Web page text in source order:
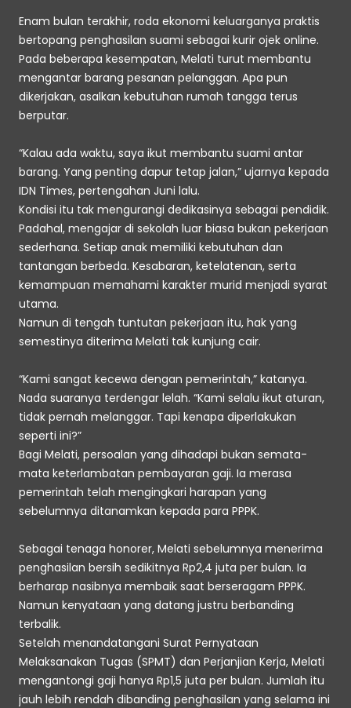
Enam bulan terakhir, roda ekonomi keluarganya praktis
bertopang penghasilan suami sebagai kurir ojek online.
Pada beberapa kesempatan, Melati turut membantu
mengantar barang pesanan pelanggan. Apa pun
dikerjakan, asalkan kebutuhan rumah tangga terus
berputar.
“Kalau ada waktu, saya ikut membantu suami antar
barang. Yang penting dapur tetap jalan,” ujarnya kepada
IDN Times, pertengahan Juni lalu.
Kondisi itu tak mengurangi dedikasinya sebagai pendidik.
Padahal, mengajar di sekolah luar biasa bukan pekerjaan
sederhana. Setiap anak memiliki kebutuhan dan
tantangan berbeda. Kesabaran, ketelatenan, serta
kemampuan memahami karakter murid menjadi syarat
utama.
Namun di tengah tuntutan pekerjaan itu, hak yang
semestinya diterima Melati tak kunjung cair.
“Kami sangat kecewa dengan pemerintah,” katanya.
Nada suaranya terdengar lelah. “Kami selalu ikut aturan,
tidak pernah melanggar. Tapi kenapa diperlakukan
seperti ini?”
Bagi Melati, persoalan yang dihadapi bukan semata-
mata keterlambatan pembayaran gaji. Ia merasa
pemerintah telah mengingkari harapan yang
sebelumnya ditanamkan kepada para PPPK.
Sebagai tenaga honorer, Melati sebelumnya menerima
penghasilan bersih sedikitnya Rp2,4 juta per bulan. Ia
berharap nasibnya membaik saat berseragam PPPK.
Namun kenyataan yang datang justru berbanding
terbalik.
Setelah menandatangani Surat Pernyataan
Melaksanakan Tugas (SPMT) dan Perjanjian Kerja, Melati
mengantongi gaji hanya Rp1,5 juta per bulan. Jumlah itu
jauh lebih rendah dibanding penghasilan yang selama ini